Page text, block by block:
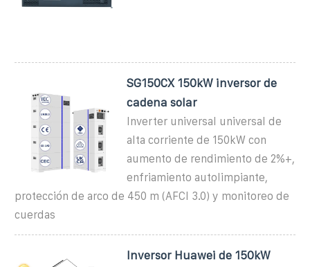
SG150CX 150kW inversor de
cadena solar
Inverter universal universal de
alta corriente de 150kW con
aumento de rendimiento de 2%+,
enfriamiento autolimpiante,
protección de arco de 450 m (AFCI 3.0) y monitoreo de
cuerdas
Inversor Huawei de 150kW